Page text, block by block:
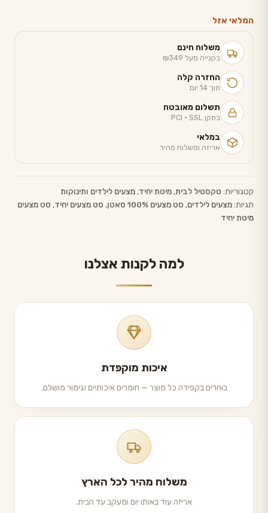
המלאי אזל
משלוח חינם
בקנייה מעל ₪349
החזרה קלה
תוך 14 יום
תשלום מאובטח
בתקן PCI · SSL
במלאי
אריזה ומשלוח מהיר
קטגוריות: טקסטיל לבית, מיטת יחיד, מצעים לילדים ותינוקות
תגיות:מצעים לילדים, סט מצעים 100% סאטן , סט מצעים יחיד, סט מצעים
מיטת יחיד
למה לקנות אצלנו
איכות מוקפדת
בוחרים בקפידה כל מוצר — חומרים איכותיים וגימור מושלם.
משלוח מהיר לכל הארץ
אריזה עוד באותו יום ומעקב עד הבית.